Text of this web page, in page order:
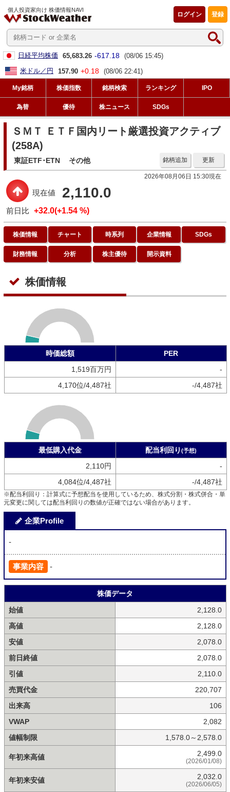
個人投資家向け 株価情報NAVI
登録
ログイン
日経平均株価 65,683.26 -617.18 (08/06 15:45)
米ドル／円
157.90 +0.18 (08/06 22:41)
My銘柄 株価指数 銘柄検索 ランキング IPO
為替 優待 株ニュース SDGs
ＳＭＴ ＥＴＦ国内リート厳選投資アクティブ
(258A)
東証ETF･ETN その他 更新
銘柄追加
2026年08月06日 15:30現在
現在値 2,110.0
前日比 +32.0(+1.54 %)
株価情報 チャート 時系列 企業情報 SDGs
財務情報 分析 株主優待 開示資料
株価情報
時価総額
PER
1,519百万円
-
4,170位/4,487社
-/4,487社
最低購入代金 配当利回り (予想)
2,110円
-
4,084位/4,487社
-/4,487社
※配当利回り：計算式に予想配当を使用しているため、株式分割・株式併合・単
元変更に関しては配当利回りの数値が正確ではない場合があります。
企業Profile
-
事業内容 -
株価データ
始値
2,128.0
高値
2,128.0
安値
2,078.0
前日終値
2,078.0
引値
2,110.0
売買代金
220,707
出来高
106
VWAP
2,082
値幅制限
1,578.0～2,578.0
年初来高値 2,499.0
(2026/01/08)
年初来安値 2,032.0
(2026/06/05)